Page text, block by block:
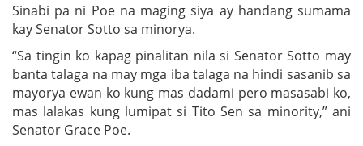
Sinabi pa ni Poe na maging siya ay handang sumama
kay Senator Sotto sa minorya.
“Sa tingin ko kapag pinalitan nila si Senator Sotto may
banta talaga na may mga iba talaga na hindi sasanib sa
mayorya ewan ko kung mas dadami pero masasabi ko,
mas lalakas kung lumipat si Tito Sen sa minority,” ani
Senator Grace Poe.